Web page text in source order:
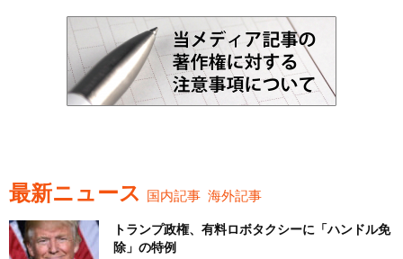
最新ニュース 国内記事 海外記事
トランプ政権、有料ロボタクシーに「ハンドル免
除」の特例